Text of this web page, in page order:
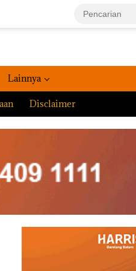
Lainnya
Disclaimer